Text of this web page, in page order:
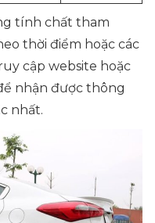
tính chất tham
thời điểm hoặc các
cập website hoặc
nhận được thông
nhất.